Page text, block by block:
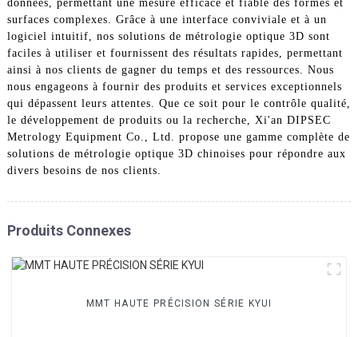
données, permettant une mesure efficace et fiable des formes et
surfaces complexes. Grâce à une interface conviviale et à un
logiciel intuitif, nos solutions de métrologie optique 3D sont
faciles à utiliser et fournissent des résultats rapides, permettant
ainsi à nos clients de gagner du temps et des ressources. Nous
nous engageons à fournir des produits et services exceptionnels
qui dépassent leurs attentes. Que ce soit pour le contrôle qualité,
le développement de produits ou la recherche, Xi'an DIPSEC
Metrology Equipment Co., Ltd. propose une gamme complète de
solutions de métrologie optique 3D chinoises pour répondre aux
divers besoins de nos clients.
Produits Connexes
MMT HAUTE PRÉCISION SÉRIE KYUI